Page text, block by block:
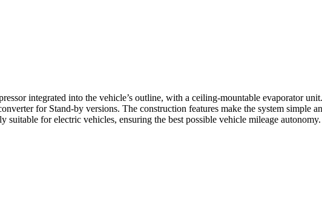
integrated into the vehicle’s outline, with a ceiling-mountable evaporator
for Stand-by versions. The construction features make the system simple
for electric vehicles, ensuring the best possible vehicle mileage